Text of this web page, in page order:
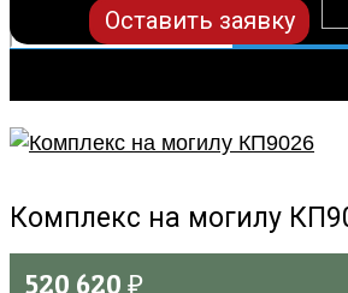
Оставить заявку
Комплекс на могилу
520 620 ₽